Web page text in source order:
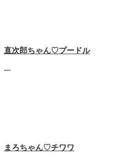
直次郎ちゃん♡プードル
まろちゃん♡チワワ